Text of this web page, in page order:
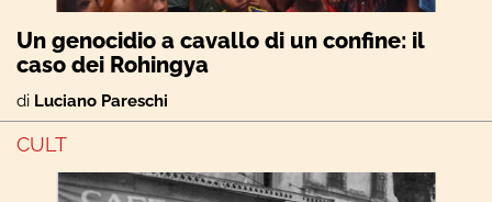
Un genocidio a cavallo di un confine: il
caso dei Rohingya
di Luciano Pareschi
CULT